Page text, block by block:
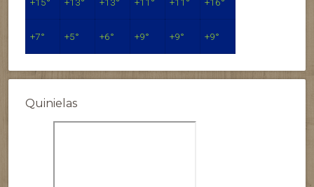
+7° +5° +6° +9° +9° +9°
Quinielas